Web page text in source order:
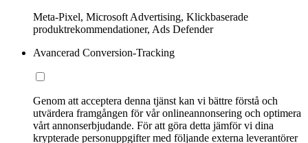
Meta-Pixel, Microsoft Advertising, Klickbaserade
produktrekommendationer, Ads Defender
Avancerad Conversion-Tracking
Genom att acceptera denna tjänst kan vi bättre förstå och
utvärdera framgången för vår onlineannonsering och optimera
vårt annonserbjudande. För att göra detta jämför vi dina
krypterade personuppgifter med följande externa leverantörer